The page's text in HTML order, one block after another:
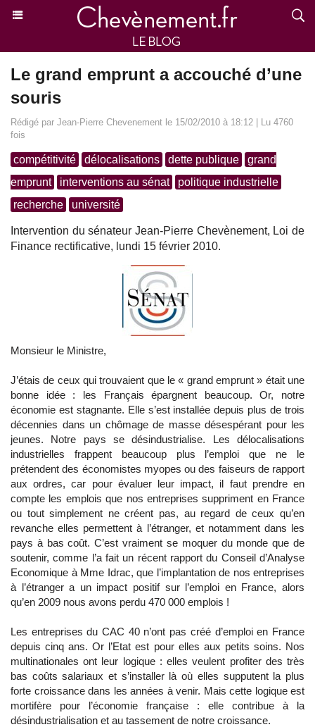
Le grand emprunt a accouché d’une
souris
Rédigé par Jean-Pierre Chevenement le 15/02/2010 à 18:12 | Lu 4760
fois
compétitivité délocalisations dette publique
grand
emprunt
interventions au sénat
politique industrielle
recherche
université
Intervention du sénateur Jean-Pierre Chevènement, Loi de
Finance rectificative, lundi 15 février 2010.
Monsieur le Ministre,
J’étais de ceux qui trouvaient que le « grand emprunt » était une
bonne idée : les Français épargnent beaucoup. Or, notre
économie est stagnante. Elle s’est installée depuis plus de trois
décennies dans un chômage de masse désespérant pour les
jeunes. Notre pays se désindustrialise. Les délocalisations
industrielles frappent beaucoup plus l’emploi que ne le
prétendent des économistes myopes ou des faiseurs de rapport
aux ordres, car pour évaluer leur impact, il faut prendre en
compte les emplois que nos entreprises suppriment en France
ou tout simplement ne créent pas, au regard de ceux qu’en
revanche elles permettent à l’étranger, et notamment dans les
pays à bas coût. C’est vraiment se moquer du monde que de
soutenir, comme l’a fait un récent rapport du Conseil d’Analyse
Economique à Mme Idrac, que l’implantation de nos entreprises
à l’étranger a un impact positif sur l’emploi en France, alors
qu’en 2009 nous avons perdu 470 000 emplois !
Les entreprises du CAC 40 n’ont pas créé d’emploi en France
depuis cinq ans. Or l’Etat est pour elles aux petits soins. Nos
multinationales ont leur logique : elles veulent profiter des très
bas coûts salariaux et s’installer là où elles supputent la plus
forte croissance dans les années à venir. Mais cette logique est
mortifère pour l’économie française : elle contribue à la
désindustrialisation et au tassement de notre croissance.